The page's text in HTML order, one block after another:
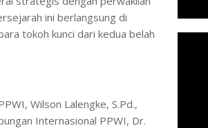
ini berlangsung di
tokoh kunci dari kedua belah
Wilson Lalengke, S.Pd.,
Internasional PPWI, Dr.